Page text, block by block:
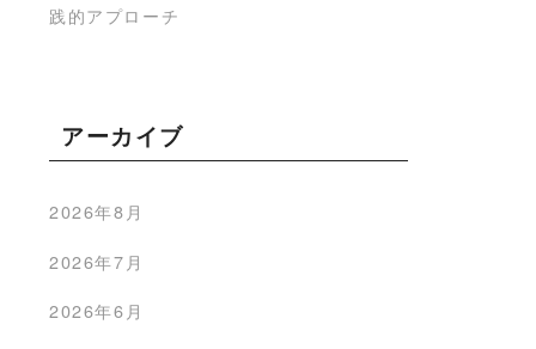
践的アプローチ
アーカイブ
2026年8月
2026年7月
2026年6月